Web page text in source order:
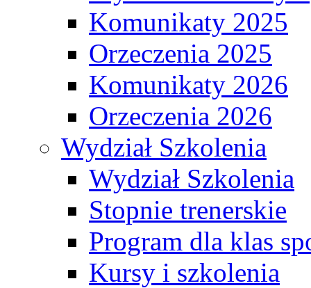
Komunikaty 2025
Orzeczenia 2025
Komunikaty 2026
Orzeczenia 2026
Wydział Szkolenia
Wydział Szkolenia
Stopnie trenerskie
Program dla klas
Kursy i szkolenia